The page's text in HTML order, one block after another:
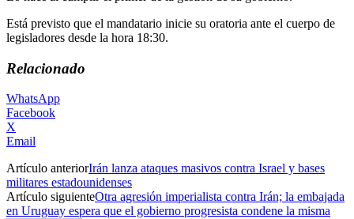
Está previsto que el mandatario inicie su oratoria ante el cuerpo de
legisladores desde la hora 18:30.
Relacionado
WhatsApp
Facebook
X
Email
Artículo anteriorIrán lanza ataques masivos contra Israel y bases
militares estadounidenses
Artículo siguienteOtra agresión imperialista contra Irán; la embajada
en Uruguay espera que el gobierno progresista condene la misma